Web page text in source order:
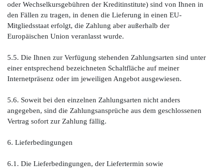
oder Wechselkursgebühren der Kreditinstitute) sind von Ihnen in
den Fällen zu tragen, in denen die Lieferung in einen EU-
Mitgliedsstaat erfolgt, die Zahlung aber außerhalb der
Europäischen Union veranlasst wurde.
5.5. Die Ihnen zur Verfügung stehenden Zahlungsarten sind unter
einer entsprechend bezeichneten Schaltfläche auf meiner
Internetpräsenz oder im jeweiligen Angebot ausgewiesen.
5.6. Soweit bei den einzelnen Zahlungsarten nicht anders
angegeben, sind die Zahlungsansprüche aus dem geschlossenen
Vertrag sofort zur Zahlung fällig.
6. Lieferbedingungen
6.1. Die Lieferbedingungen, der Liefertermin sowie